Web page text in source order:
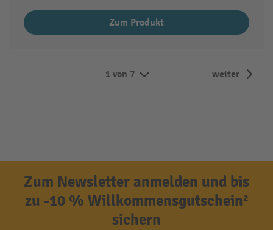
Zum Produkt
1 von 7 weiter
Zum Newsletter anmelden und bis
zu -10 % Willkommensgutschein²
sichern